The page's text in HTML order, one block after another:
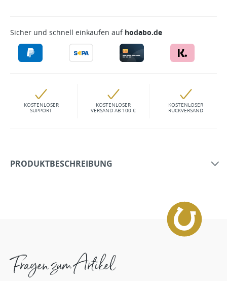
Sicher und schnell einkaufen auf hodabo.de
KOSTENLOSER
SUPPORT
KOSTENLOSER
VERSAND AB 100 €
KOSTENLOSER
RÜCKVERSAND
PRODUKTBESCHREIBUNG
Fragen zum Artikel